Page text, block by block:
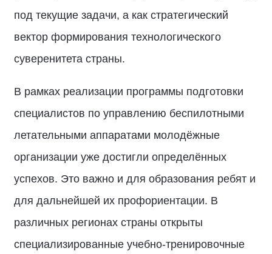
под текущие задачи, а как стратегический
вектор формирования технологического
суверенитета страны.
В рамках реализации программы подготовки
специалистов по управлению беспилотными
летательными аппаратами молодёжные
организации уже достигли определённых
успехов. Это важно и для образования ребят и
для дальнейшей их профориентации. В
различных регионах страны открыты
специализированные учебно-тренировочные